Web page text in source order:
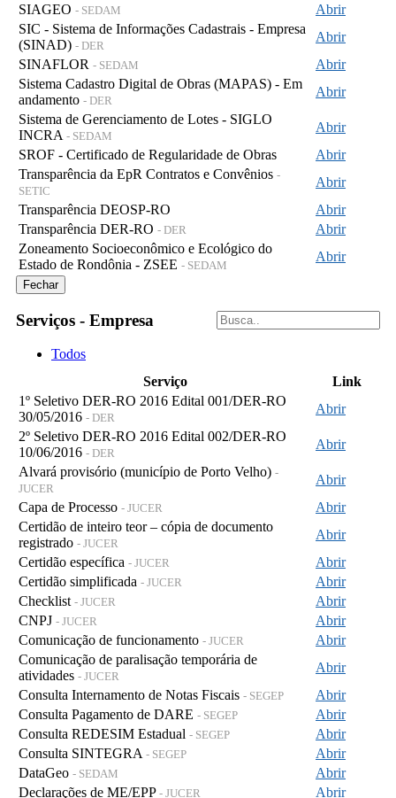
SIAGEO - SEDAM
Abrir
SIC - Sistema de Informações Cadastrais - Empresa
(SINAD) - DER
Abrir
SINAFLOR - SEDAM
Abrir
Sistema Cadastro Digital de Obras (MAPAS) - Em
andamento - DER
Abrir
Sistema de Gerenciamento de Lotes - SIGLO
INCRA - SEDAM
Abrir
SROF - Certificado de Regularidade de Obras
Abrir
Transparência da EpR Contratos e Convênios -
SETIC
Abrir
Transparência DEOSP-RO
Abrir
Transparência DER-RO - DER
Abrir
Zoneamento Socioeconômico e Ecológico do
Estado de Rondônia - ZSEE - SEDAM
Abrir
Fechar
Serviços - Empresa
Todos
Serviço
Link
1º Seletivo DER-RO 2016 Edital 001/DER-RO
30/05/2016 - DER
Abrir
2º Seletivo DER-RO 2016 Edital 002/DER-RO
10/06/2016 - DER
Abrir
Alvará provisório (município de Porto Velho) -
JUCER
Abrir
Capa de Processo - JUCER
Abrir
Certidão de inteiro teor – cópia de documento
registrado - JUCER
Abrir
Certidão específica - JUCER
Abrir
Certidão simplificada - JUCER
Abrir
Checklist - JUCER
Abrir
CNPJ - JUCER
Abrir
Comunicação de funcionamento - JUCER
Abrir
Comunicação de paralisação temporária de
atividades - JUCER
Abrir
Consulta Internamento de Notas Fiscais - SEGEP
Abrir
Consulta Pagamento de DARE - SEGEP
Abrir
Consulta REDESIM Estadual - SEGEP
Abrir
Consulta SINTEGRA - SEGEP
Abrir
DataGeo - SEDAM
Abrir
Declarações de ME/EPP - JUCER Abrir